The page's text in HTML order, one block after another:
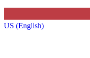
US (English)